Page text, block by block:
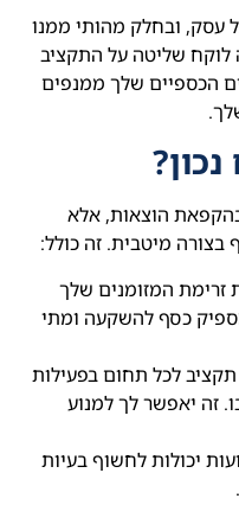
עסק, ובחלק מהותי ממנו
לוקח שליטה על התקציב
הכספיים שלך ממנפים
בהקפאת הוצאות, אלא
בצורה מיטבית. זה כולל:
זרימת המזומנים שלך
כסף להשקעה ומתי
לכל תחום בפעילות
זה יאפשר לך למנוע
יכולות לחשוף בעיות